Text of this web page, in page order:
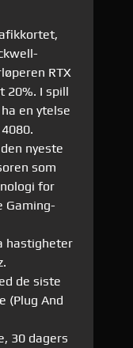
RTX
20%. I spill
en ytelse
nyeste
som
for
Gaming-
hastigheter
de siste
(Plug And
30 dagers